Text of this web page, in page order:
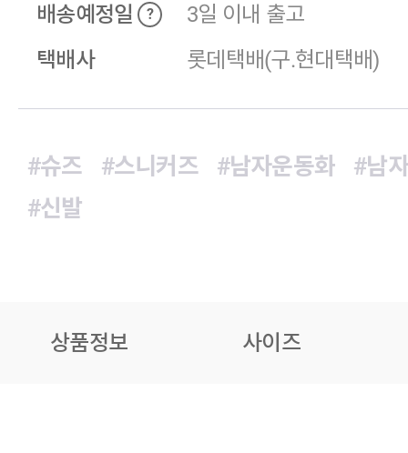
배송예정일
?
3일 이내 출고
택배사
롯데택배(구.현대택배)
#슈즈 #스니커즈 #남자운동화
#남
#신발
상품정보 사이즈